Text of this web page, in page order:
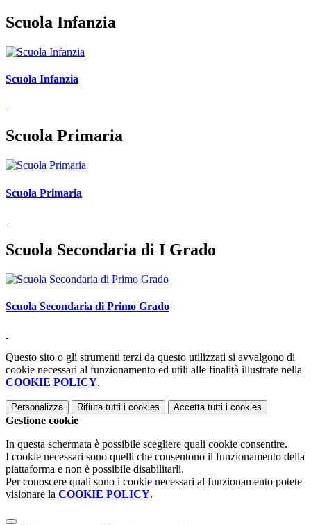
Scuola Infanzia
Scuola Infanzia
Scuola Primaria
Scuola Primaria
Scuola Secondaria di I Grado
Scuola Secondaria di Primo Grado
Questo sito o gli strumenti terzi da questo utilizzati si avvalgono di
cookie necessari al funzionamento ed utili alle finalità illustrate nella
COOKIE POLICY.
Personalizza Rifiuta tutti i cookies Accetta tutti i cookies
Gestione cookie
In questa schermata è possibile scegliere quali cookie consentire.
I cookie necessari sono quelli che consentono il funzionamento della
piattaforma e non è possibile disabilitarli.
Per conoscere quali sono i cookie necessari al funzionamento potete
visionare la COOKIE POLICY.